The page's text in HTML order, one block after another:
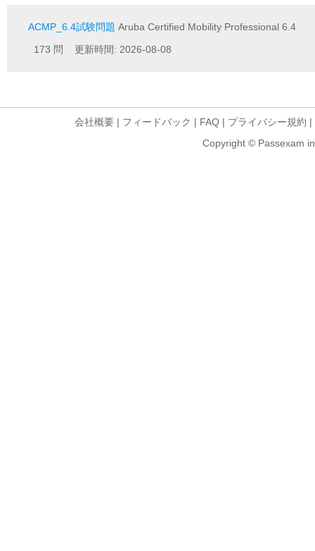
ACMP_6.4試験問題 Aruba Certified Mobility Professional 6.4
173 問 更新時間: 2026-08-08
会社概要 | フィードバック | FAQ | プライバシー規約 |
Copyright © Passexam